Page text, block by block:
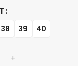
38 39 40